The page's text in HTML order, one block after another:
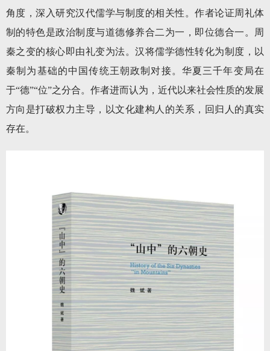
角度，深入研究汉代儒学与制度的相关性。作者论证周礼体
制的特色是政治制度与道德修养合二为一，即位德合一。周
秦之变的核心即由礼变为法。汉将儒学德性转化为制度，以
秦制为基础的中国传统王朝政制对接。华夏三千年变局在
于“德”“位”之分合。作者进而认为，近代以来社会性质的发展
方向是打破权力主导，以文化建构人的关系，回归人的真实
存在。